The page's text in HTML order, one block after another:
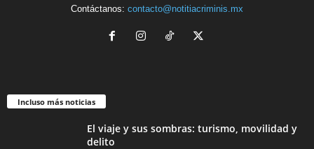
Contáctanos: contacto@notitiacriminis.mx
Incluso más noticias
El viaje y sus sombras: turismo, movilidad y
delito